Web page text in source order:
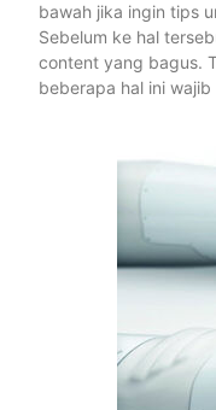
bawah jika ingin tips
Sebelum ke hal
content yang bagus.
beberapa hal ini